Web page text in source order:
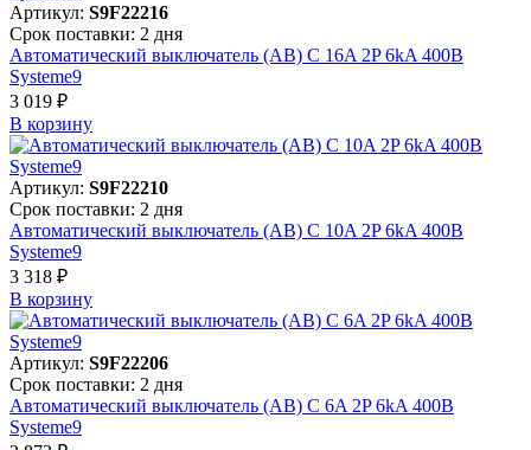
Артикул: S9F22216
Срок поставки: 2 дня
Автоматический выключатель (АВ) C 16A 2P 6kA 400В
Systeme9
3 019 ₽
В корзинy
Артикул: S9F22210
Срок поставки: 2 дня
Автоматический выключатель (АВ) C 10A 2P 6kA 400В
Systeme9
3 318 ₽
В корзинy
Артикул: S9F22206
Срок поставки: 2 дня
Автоматический выключатель (АВ) C 6A 2P 6kA 400В
Systeme9